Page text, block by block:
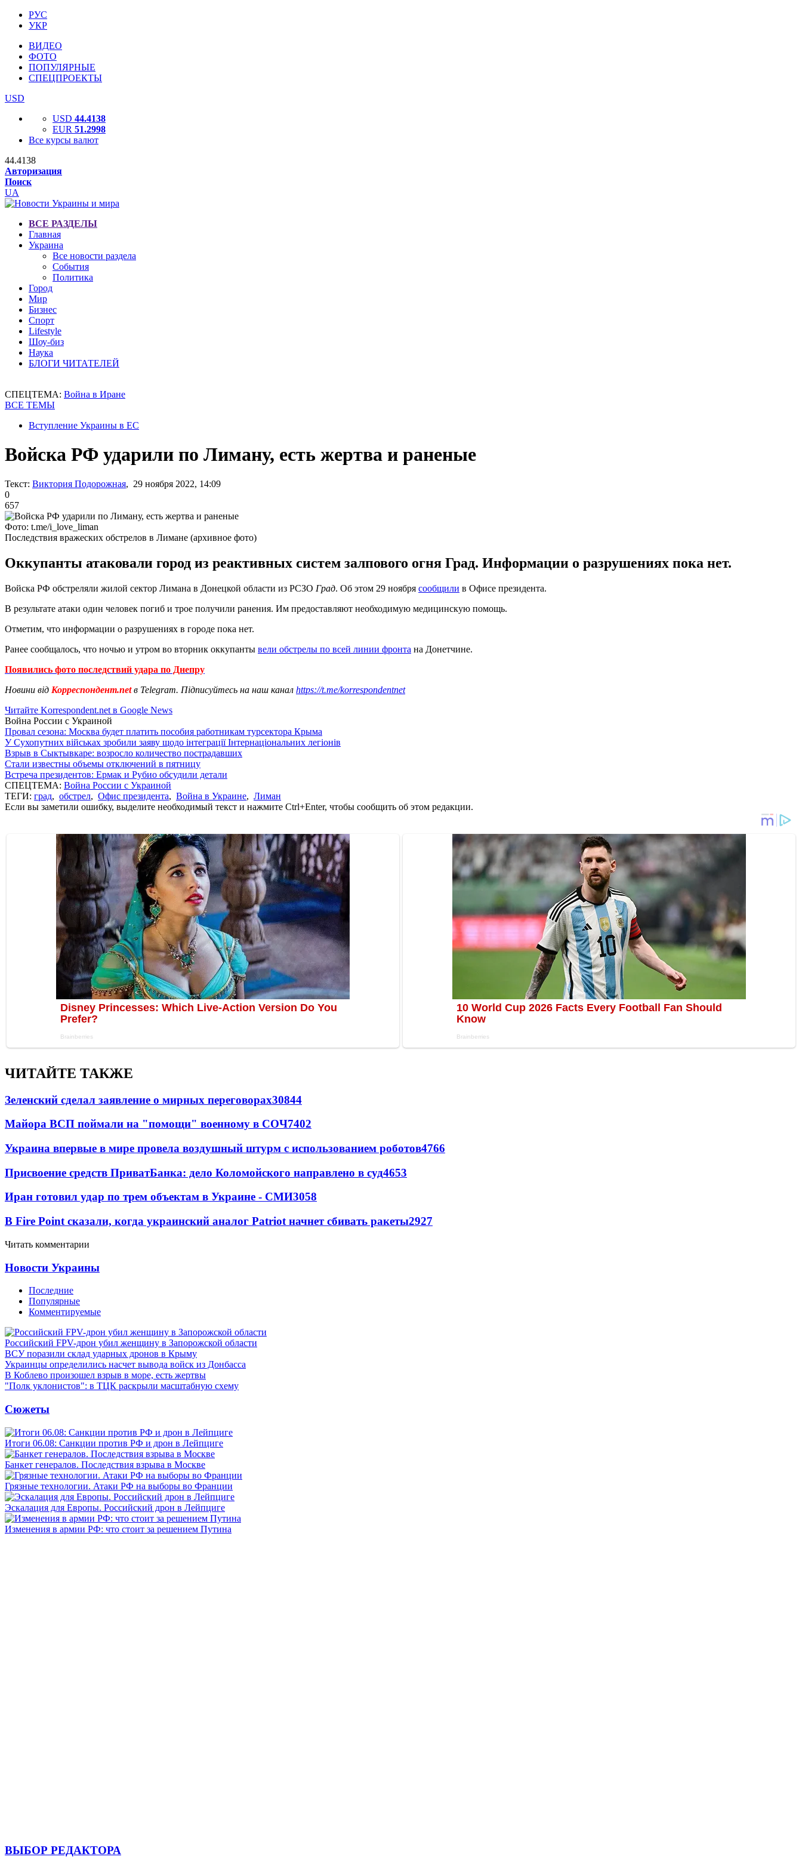
РУС
УКР
ВИДЕО
ФОТО
ПОПУЛЯРНЫЕ
СПЕЦПРОЕКТЫ
USD
USD 44.4138
EUR 51.2998
Все курсы валют
44.4138
Авторизация
Поиск
UA
ВСЕ РАЗДЕЛЫ
Главная
Украина
Все новости раздела
События
Политика
Город
Мир
Бизнес
Спорт
Lifestyle
Шоу-биз
Наука
БЛОГИ ЧИТАТЕЛЕЙ
СПЕЦТЕМА: Война в Иране
ВСЕ ТЕМЫ
Вступление Украины в ЕС
Войска РФ ударили по Лиману, есть жертва и раненые
Текст: Виктория Подорожная, 29 ноября 2022, 14:09
0
657
Фото: t.me/i_love_liman
Последствия вражеских обстрелов в Лимане (архивное фото)
Оккупанты атаковали город из реактивных систем залпового огня Град. Информации о разрушениях пока нет.
Войска РФ обстреляли жилой сектор Лимана в Донецкой области из РСЗО Град. Об этом 29 ноября сообщили в Офисе президента.
В результате атаки один человек погиб и трое получили ранения. Им предоставляют необходимую медицинскую помощь.
Отметим, что информации о разрушениях в городе пока нет.
Ранее сообщалось, что ночью и утром во вторник оккупанты вели обстрелы по всей линии фронта на Донетчине.
Появились фото последствий удара по Днепру
Новини від Корреспондент.netв Telegram. Підписуйтесь на наш канал https://t.me/korrespondentnet
Читайте Korrespondent.net в Google News
Война России с Украиной
Провал сезона: Москва будет платить пособия работникам турсектора Крыма
У Сухопутних військах зробили заяву щодо інтеграції Інтернаціональних легіонів
Взрыв в Сыктывкаре: возросло количество пострадавших
Стали известны объемы отключений в пятницу
Встреча президентов: Ермак и Рубио обсудили детали
СПЕЦТЕМА: Война России с Украиной
ТЕГИ: град, обстрел, Офис президента, Война в Украине, Лиман
Если вы заметили ошибку, выделите необходимый текст и нажмите Ctrl+Enter, чтобы сообщить об этом редакции.
ЧИТАЙТЕ ТАКЖЕ
Зеленский сделал заявление о мирных переговорах30844
Майора ВСП поймали на "помощи" военному в СОЧ7402
Украина впервые в мире провела воздушный штурм с использованием роботов4766
Присвоение средств ПриватБанка: дело Коломойского направлено в суд4653
Иран готовил удар по трем объектам в Украине - СМИ3058
В Fire Point сказали, когда украинский аналог Patriot начнет сбивать ракеты2927
Читать комментарии
Новости Украины
Последние
Популярные
Комментируемые
Российский FPV-дрон убил женщину в Запорожской области
ВСУ поразили склад ударных дронов в Крыму
Украинцы определились насчет вывода войск из Донбасса
В Коблево произошел взрыв в море, есть жертвы
"Полк уклонистов": в ТЦК раскрыли масштабную схему
Сюжеты
Итоги 06.08: Санкции против РФ и дрон в Лейпциге
Банкет генералов. Последствия взрыва в Москве
Грязные технологии. Атаки РФ на выборы во Франции
Эскалация для Европы. Российский дрон в Лейпциге
Изменения в армии РФ: что стоит за решением Путина
ВЫБОР РЕДАКТОРА